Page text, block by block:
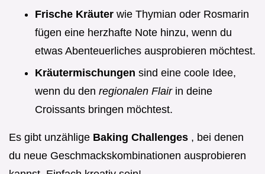
Frische Kräuter wie Thymian oder Rosmarin
fügen eine herzhafte Note hinzu, wenn du
etwas Abenteuerliches ausprobieren möchtest.
Kräutermischungen sind eine coole Idee,
wenn du den regionalen Flair in deine
Croissants bringen möchtest.
Es gibt unzählige Baking Challenges , bei denen
du neue Geschmackskombinationen ausprobieren